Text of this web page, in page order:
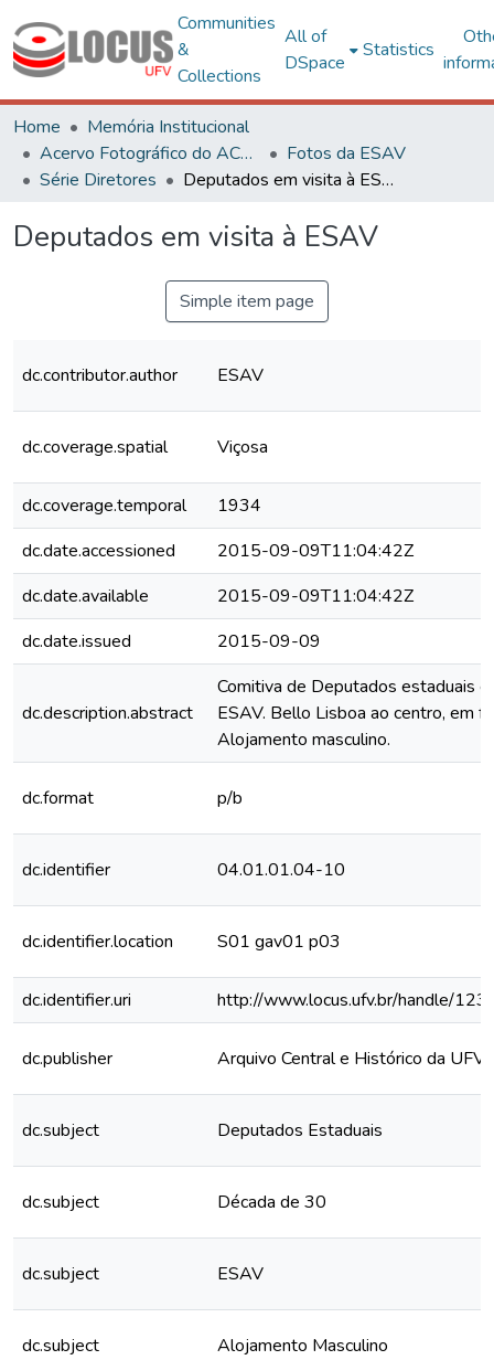
Communities
&
Collections
All of
DSpace
Statistics
Home
Memória Institucional
Acervo Fotográfico do ACH-UFV
Fotos da ESAV
Série Diretores
Deputados em visita à ESAV
Deputados em visita à ESAV
Simple item page
dc.contributor.author ESAV
dc.coverage.spatial Viçosa
dc.coverage.temporal
1934
dc.date.accessioned
2015-09-09T11:04:42Z
dc.date.available
2015-09-09T11:04:42Z
dc.date.issued
2015-09-09
dc.description.abstract
Comitiva de Deputados estaduais
ESAV. Bello Lisboa ao centro, em
Alojamento masculino.
dc.format p/b
dc.identifier 04.01.01.04-10
dc.identifier.location S01 gav01 p03
dc.identifier.uri http://www.locus.ufv.br/handle/
dc.publisher Arquivo Central e Histórico da UFV
dc.subject Deputados Estaduais
dc.subject Década de 30
dc.subject ESAV
dc.subject Alojamento Masculino